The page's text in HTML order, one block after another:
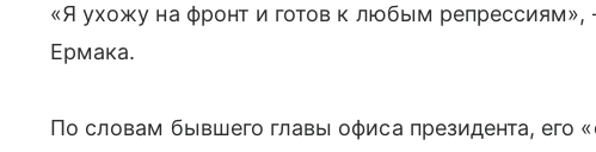
«Я ухожу на фронт и готов к любым репрессиям»,
Ермака.
По словам бывшего главы офиса президента, его